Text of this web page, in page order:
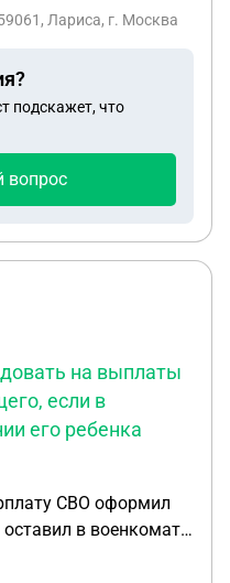
дома,
ни разу не наказали
упрятали в
она находится в
Лариса, г. Москва
подскажет, что
вопрос
на выплаты
если в
его ребенка
СВО оформил
в военкомате
сейчас он